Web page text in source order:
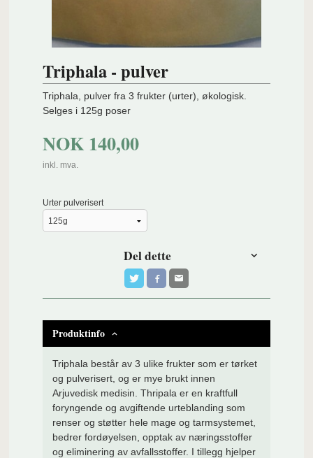
Triphala - pulver
Triphala, pulver fra 3 frukter (urter), økologisk.
Selges i 125g poser
NOK 140,00
inkl. mva.
Urter pulverisert
Del dette
Produktinfo
Triphala består av 3 ulike frukter som er tørket
og pulverisert, og er mye brukt innen
Arjuvedisk medisin. Thripala er en kraftfull
foryngende og avgiftende urteblanding som
renser og støtter hele mage og tarmsystemet,
bedrer fordøyelsen, opptak av næringsstoffer
og eliminering av avfallsstoffer. I tillegg hjelper